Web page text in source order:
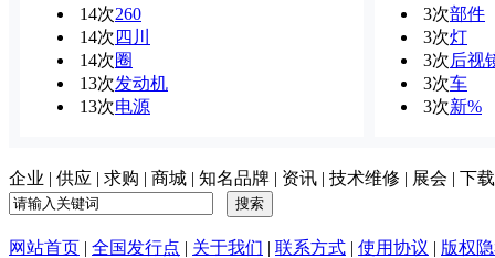
14次260
14次 四川
14次圈
13次发动机
13次电源
3次部件
3次灯
3次后视
3次车
3次新%
企业 | 供应 | 求购 | 商城 | 知名品牌 | 资讯 | 技术维修 | 展会 | 下载
网站首页 | 全国发行点 | 关于我们 | 联系方式 | 使用协议 | 版权